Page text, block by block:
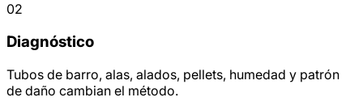
02
Diagnóstico
Tubos de barro, alas, alados, pellets, humedad y patrón
de daño cambian el método.